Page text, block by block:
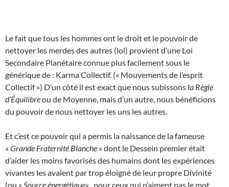
Le fait que tous les hommes ont le droit et le pouvoir de
nettoyer les merdes des autres (lol) provient d’une Loi
Secondaire Planétaire connue plus facilement sous le
générique de : Karma Collectif. (« Mouvements de l’esprit
Collectif ») D’un côté il est exact que nous subissons la Règle
d’Équilibreou de Moyenne, mais d’un autre, nous bénéficions
du pouvoir de nous nettoyer les uns les autres.
Et c’est ce pouvoir qui a permis la naissance de la fameuse
« Grande Fraternité Blanche » dont le Dessein premier était
d’aider les moins favorisés des humains dont les expériences
vivantes les avaient par trop éloigné de leur propre Divinité
(ou « Source énergétique« , pour ceux qui n’aiment pas le mot